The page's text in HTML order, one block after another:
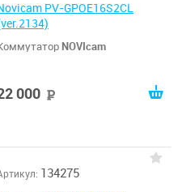
PV-GPOE16S2CL
NOVIcam
000
134275